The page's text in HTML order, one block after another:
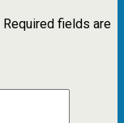
Required fields are